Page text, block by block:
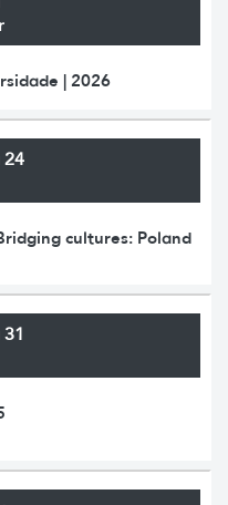
| 2026
24
cultures: Poland